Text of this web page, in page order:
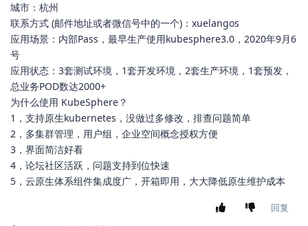
城市：杭州
联系方式 (邮件地址或者微信号中的一个)：xuelangos
应用场景：内部Pass，最早生产使用kubesphere3.0，2020年9月6
号
应用状态：3套测试环境，1套开发环境，2套生产环境，1套预发，
总业务POD数达2000+
为什么使用 KubeSphere？
1，支持原生kubernetes，没做过多修改，排查问题简单
2，多集群管理，用户组，企业空间概念授权方便
3，界面简洁好看
4，论坛社区活跃，问题支持到位快速
5，云原生体系组件集成度广，开箱即用，大大降低原生维护成本
回复